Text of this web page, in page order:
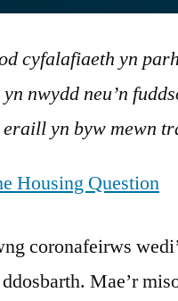
cyfalafiaeth yn
nwydd neu’n
yn byw mewn
Housing Question
coronafeirws
Mae’r